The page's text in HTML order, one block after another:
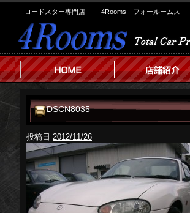
ロードスター専門店 - 4Rooms フォールームス -
DSCN8035
投稿日 2012/11/26